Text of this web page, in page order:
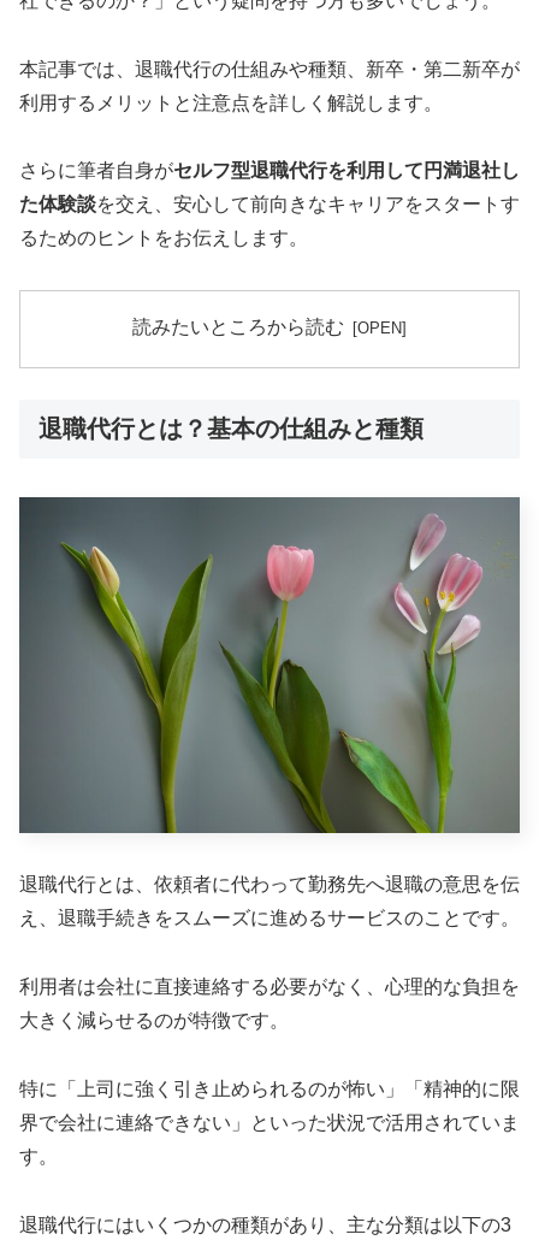
本記事では、退職代行の仕組みや種類、新卒・第二新卒が
利用するメリットと注意点を詳しく解説します。
さらに筆者自身がセルフ型退職代行を利用して円満退社し
た体験談を交え、安心して前向きなキャリアをスタートす
るためのヒントをお伝えします。
読みたいところから読む
退職代行とは？基本の仕組みと種類
退職代行とは、依頼者に代わって勤務先へ退職の意思を伝
え、退職手続きをスムーズに進めるサービスのことです。
利用者は会社に直接連絡する必要がなく、心理的な負担を
大きく減らせるのが特徴です。
特に「上司に強く引き止められるのが怖い」「精神的に限
界で会社に連絡できない」といった状況で活用されていま
す。
退職代行にはいくつかの種類があり、主な分類は以下の3